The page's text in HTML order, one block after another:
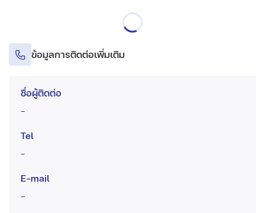
ข้อมูลการติดต่อเพิ่มเติม
ชื่อผู้ติดต่อ
-
Tel
-
E-mail
-